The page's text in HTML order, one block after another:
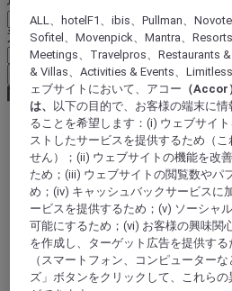
通貨
通貨を確定
World
Asia
China
INNER MONGOLIA
Hohhot
ALL、hotelF1、ibis、Pullman、
Sofitel、Movenpick、Mantra、Resorts
Meetings、Travelpros、Restaurants
& Villas、Activities & Events、
ェブサイトにおいて、アコー （
は、 以下の目的で、お客様の端末に
ることを希望します：(i) ウェブサイ
ストしたサービスを提供するため（
せん）；(ii) ウェブサイトの機能を改
ため；(iii) ウェブサイトの閲覧数やパ
め；(iv) キャッシュバックサービスに
ービスを提供するため；(v) ソーシャ
可能にするため；(vi) お客様の興味関
を作成し、ターゲット広告を提供す
（スマートフォン、コンピューター
ズ」ボタンをクリックして、これら